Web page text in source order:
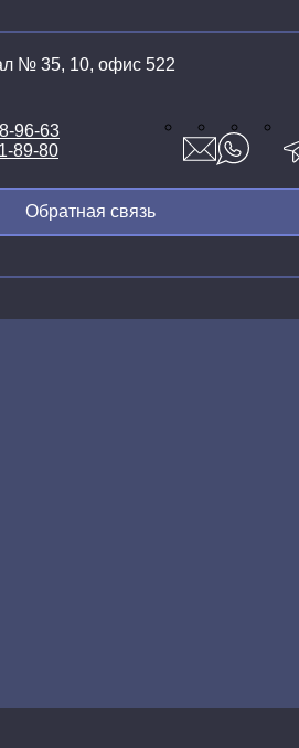
№ 35, 10, офис 522
96-63
89-80
Обратная связь